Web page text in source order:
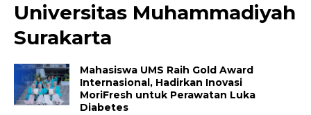
Universitas Muhammadiyah
Surakarta
Mahasiswa UMS Raih Gold Award
Internasional, Hadirkan Inovasi
MoriFresh untuk Perawatan Luka
Diabetes